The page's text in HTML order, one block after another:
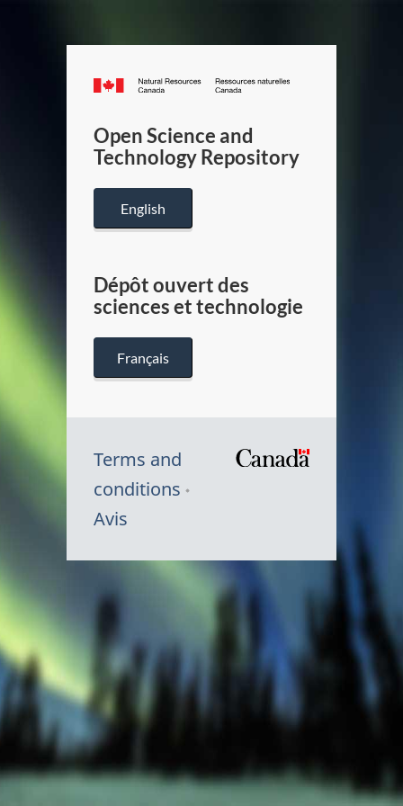
Canada.ca
/
Canada
Open Science and
Technology Repository
English
Dépôt ouvert des
sciences et technologie
Français
Terms and
conditions
Avis
Canada